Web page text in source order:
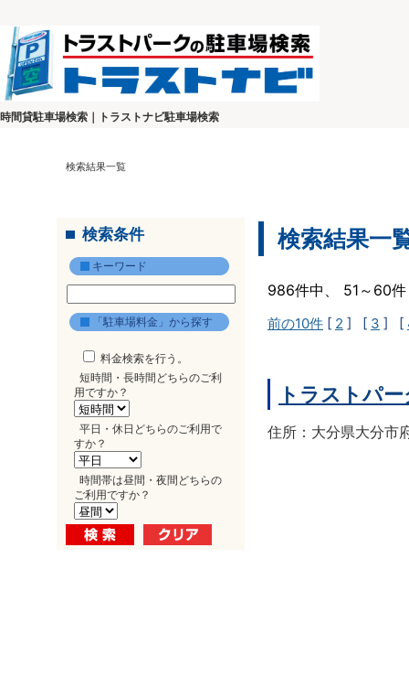
時間貸駐車場検索｜トラストナビ駐車場検索
検索結果一覧
検索条件
キーワード
「駐車場料金」から探す
料金検索を行う。
短時間・長時間どちらのご利
用ですか？
平日・休日どちらのご利用で
すか？
時間帯は昼間・夜間どちらの
ご利用ですか？
検索結果一
986件中、 51～60
前の10件 [ 2 ] [ 3 ] [
トラストパ
住所：大分県大分市